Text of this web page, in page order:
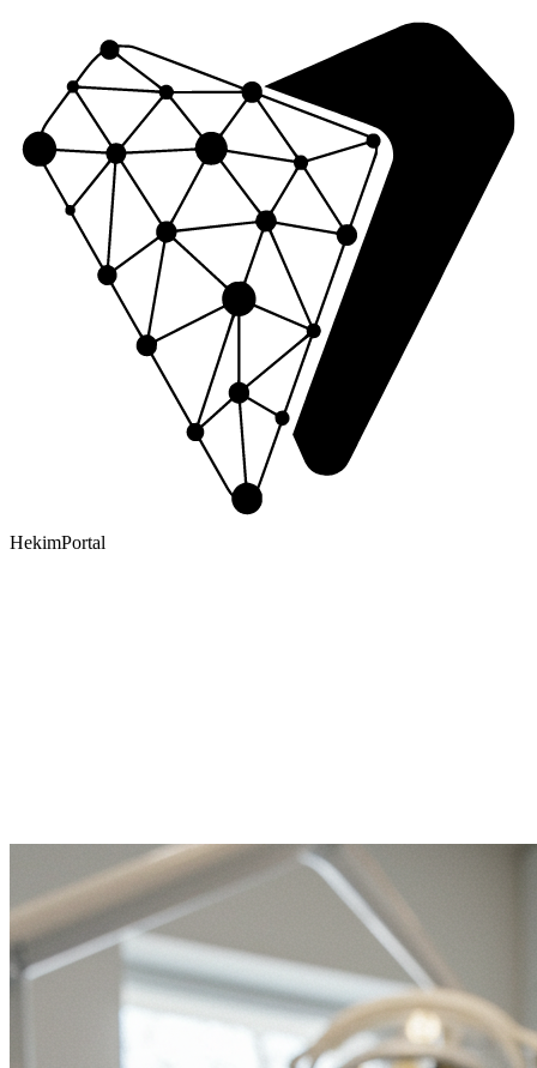
HekimPortal